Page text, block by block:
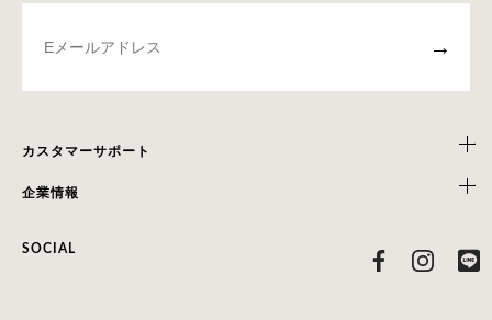
→
カスタマーサポート
企業情報
SOCIAL